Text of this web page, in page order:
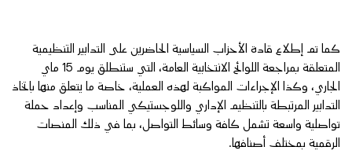
كما تم إطلاع قادة الأحزاب السياسية الحاضرين على التدابير التنظيمية
المتعلقة بمراجعة اللوائح الانتخابية العامة، التي ستنطلق يوم 15 ماي
الجاري، وكذا الإجراءات المواكبة لهذه العملية، خاصة ما يتعلق منها باتخاذ
التدابير المرتبطة بالتنظيم الإداري واللوجستيكي المناسب وإعداد حملة
تواصلية واسعة تشمل كافة وسائط التواصل، بما في ذلك المنصات
الرقمية بمختلف أصنافها.